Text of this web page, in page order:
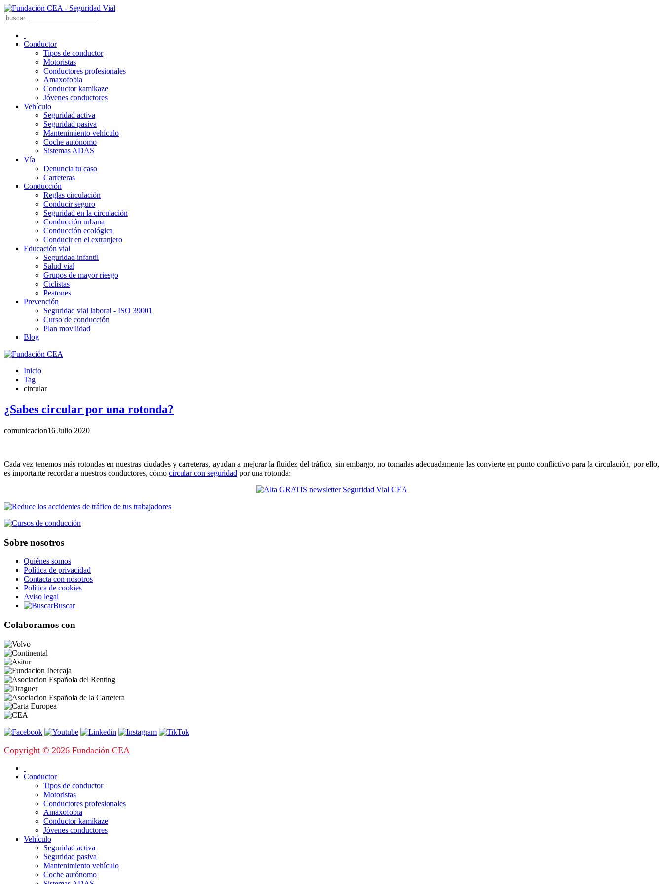
Conductor
Tipos de conductor
Motoristas
Conductores profesionales
Amaxofobia
Conductor kamikaze
Jóvenes conductores
Vehículo
Seguridad activa
Seguridad pasiva
Mantenimiento vehículo
Coche autónomo
Sistemas ADAS
Vía
Denuncia tu caso
Carreteras
Conducción
Reglas circulación
Conducir seguro
Seguridad en la circulación
Conducción urbana
Conducción ecológica
Conducir en el extranjero
Educación vial
Seguridad infantil
Salud vial
Grupos de mayor riesgo
Ciclistas
Peatones
Prevención
Seguridad vial laboral - ISO 39001
Curso de conducción
Plan movilidad
Blog
Inicio
Tag
circular
¿Sabes circular por una rotonda?
comunicacion16 Julio 2020
Cada vez tenemos más rotondas en nuestras ciudades y carreteras, ayudan a mejorar la fluidez del tráfico, sin embargo, no tomarlas adecuadamente las convierte en punto conflictivo para la circulación, por ello,
es importante recordar a nuestros conductores, cómo circular con seguridad por una rotonda:
Sobre nosotros
Quiénes somos
Política de privacidad
Contacta con nosotros
Política de cookies
Aviso legal
Buscar
Colaboramos con
Copyright © 2026 Fundación CEA
Conductor
Tipos de conductor
Motoristas
Conductores profesionales
Amaxofobia
Conductor kamikaze
Jóvenes conductores
Vehículo
Seguridad activa
Seguridad pasiva
Mantenimiento vehículo
Coche autónomo